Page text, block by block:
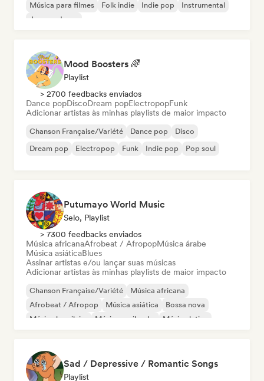
Música para filmes
Folk indie Indie pop
Instrumental
Jazz moderno
Mood Boosters 🌈
Playlist
> 2700 feedbacks enviados
Dance popDiscoDream popElectropopFunk
Adicionar artistas às minhas playlists de maior impacto
Chanson Française/Variété Dance pop
Disco
Dream pop
Electropop Funk Indie pop Pop soul
Putumayo World Music
Selo, Playlist
> 7300 feedbacks enviados
Música africanaAfrobeat / AfropopMúsica árabe
Música asiáticaBlues
Assinar artistas e/ou lançar suas músicas
Adicionar artistas às minhas playlists de maior impacto
Chanson Française/Variété
Música africana
Afrobeat / Afropop
Música asiática
Bossa nova
Música brasileira
Música caribenha Música latina
Sad / Depressive / Romantic Songs
Playlist